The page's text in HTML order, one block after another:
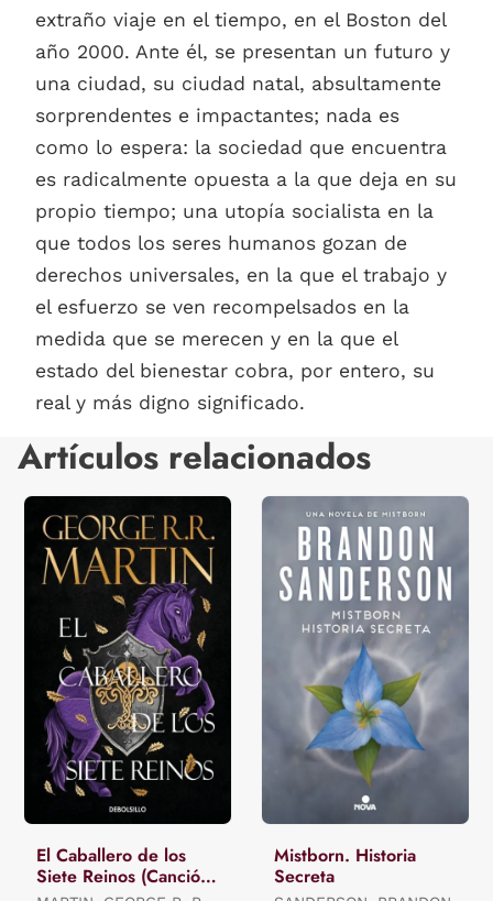
extraño viaje en el tiempo, en el Boston del
año 2000. Ante él, se presentan un futuro y
una ciudad, su ciudad natal, absultamente
sorprendentes e impactantes; nada es
como lo espera: la sociedad que encuentra
es radicalmente opuesta a la que deja en su
propio tiempo; una utopía socialista en la
que todos los seres humanos gozan de
derechos universales, en la que el trabajo y
el esfuerzo se ven recompelsados en la
medida que se merecen y en la que el
estado del bienestar cobra, por entero, su
real y más digno significado.
Artículos relacionados
El Caballero de los
Siete Reinos (Canción
Mistborn. Historia
Secreta